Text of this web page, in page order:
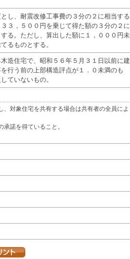
し、耐震改修工事費の３分の２に相当する
３，５００円を乗じて得た額の３分の２に
る。ただし、算出した額に１，０００円未
るものとする。
造住宅で、昭和５６年５月３１日以前に建
行う前の上部構造評点が１．０未満のも
ていないもの。
、対象住宅を共有する場合は共有者の全員によ
承諾を得ていること。